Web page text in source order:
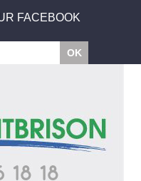
FACEBOOK